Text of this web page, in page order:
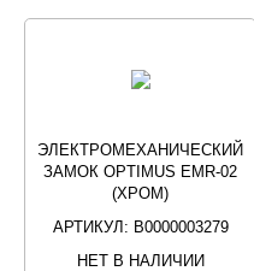
ЭЛЕКТРОМЕХАНИЧЕСКИЙ
ЗАМОК OPTIMUS EMR-02
(ХРОМ)
АРТИКУЛ: В0000003279
НЕТ В НАЛИЧИИ